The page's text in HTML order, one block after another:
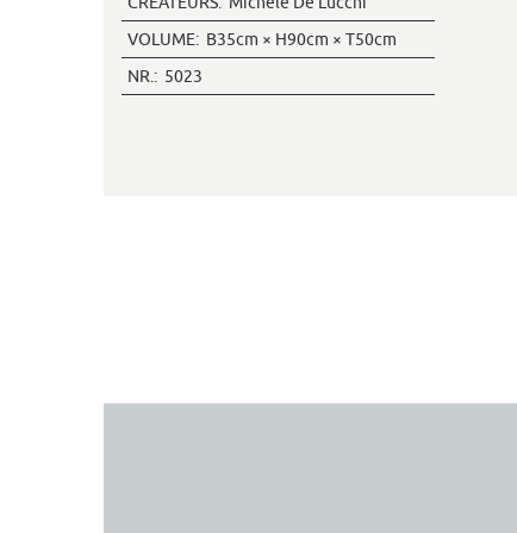
VOLUME: B35cm × H90cm × T50cm
NR.: 5023